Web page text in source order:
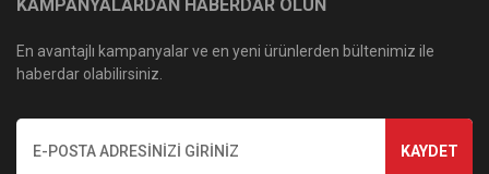
KAMPANYALARDAN HABERDAR OLUN
En avantajlı kampanyalar ve en yeni ürünlerden bültenimiz ile
haberdar olabilirsiniz.
KAYDET